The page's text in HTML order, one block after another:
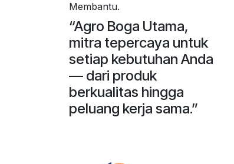
Membantu.
“Agro Boga Utama,
mitra tepercaya untuk
setiap kebutuhan Anda
— dari produk
berkualitas hingga
peluang kerja sama.”